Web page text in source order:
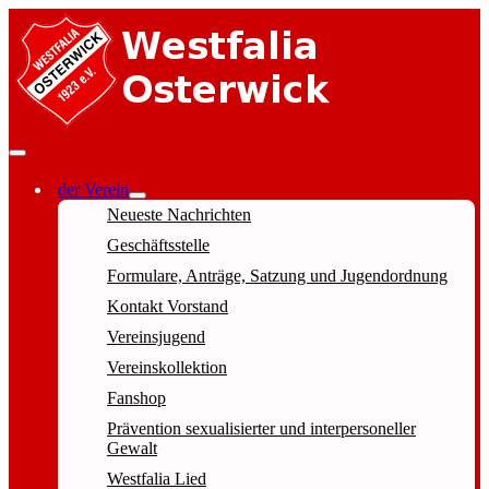
der Verein
Neueste Nachrichten
Geschäftsstelle
Formulare, Anträge, Satzung und Jugendordnung
Kontakt Vorstand
Vereinsjugend
Vereinskollektion
Fanshop
Prävention sexualisierter und interpersoneller
Gewalt
Westfalia Lied